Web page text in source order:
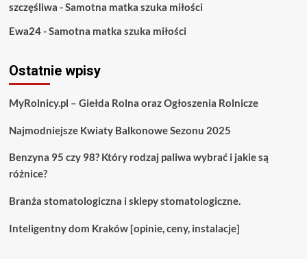
szczęśliwa -Samotna matka szuka miłości
Ewa24-Samotna matka szuka miłości
Ostatnie wpisy
MyRolnicy.pl – Giełda Rolna oraz Ogłoszenia Rolnicze
Najmodniejsze Kwiaty Balkonowe Sezonu 2025
Benzyna 95 czy 98? Który rodzaj paliwa wybrać i jakie są
różnice?
Branża stomatologiczna i sklepy stomatologiczne.
Inteligentny dom Kraków [opinie, ceny, instalacje]